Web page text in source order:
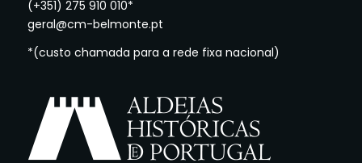
(+351) 275 910 010*
geral@cm-belmonte.pt
*(custo chamada para a rede fixa nacional)